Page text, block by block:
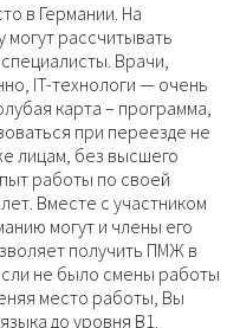
в Германии. На
рассчитывать
Врачи,
IT-технологи — очень
карта – программа,
при переезде не
лицам, без высшего
работы по своей
Вместе с участником
могут и члены его
получить ПМЖ в
не было смены работы
место работы, Вы
до уровня В1.